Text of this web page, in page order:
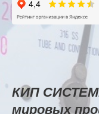
КИП
мировых